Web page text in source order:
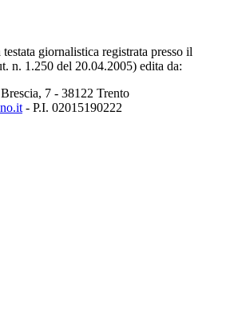
testata giornalistica registrata presso il
n. 1.250 del 20.04.2005) edita da:
7 - 38122 Trento
- P.I. 02015190222